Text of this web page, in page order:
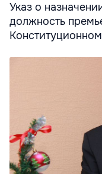
Указ о
должность